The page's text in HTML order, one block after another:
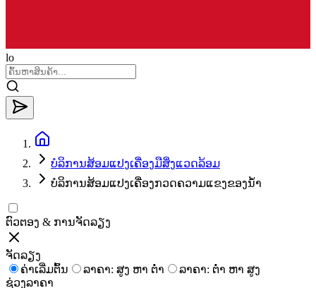
lo
ບໍລິການສ້ອມແປງເຄື່ອງມືສິ່ງແວດລ້ອມ
ບໍລິການສ້ອມແປງເຄື່ອງກວດຄວາມແຂງຂອງນ້ຳ
ຕົວຕອງ & ການຈັດລຽງ
ຈັດລຽງ
ຄ່າເລີ່ມຕົ້ນ
ລາຄາ: ສູງ ຫາ ຕໍ່າ
ລາຄາ: ຕໍ່າ ຫາ ສູງ
ຊ່ວງລາຄາ